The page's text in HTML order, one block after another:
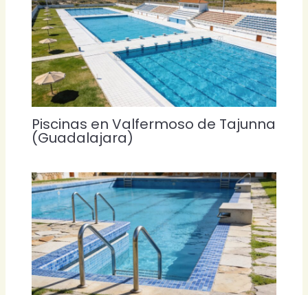
Piscinas en Valfermoso de Tajunna
(Guadalajara)